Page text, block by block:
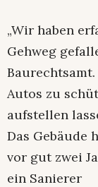
„Wir haben
Gehweg
Autos zu
aufstellen
Das Gebäude
vor gut zwei
ein Sanierer